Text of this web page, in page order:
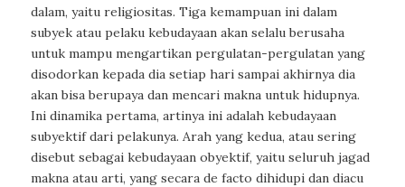
dalam, yaitu religiositas. Tiga kemampuan ini dalam
subyek atau pelaku kebudayaan akan selalu berusaha
untuk mampu mengartikan pergulatan-pergulatan yang
disodorkan kepada dia setiap hari sampai akhirnya dia
akan bisa berupaya dan mencari makna untuk hidupnya.
Ini dinamika pertama, artinya ini adalah kebudayaan
subyektif dari pelakunya. Arah yang kedua, atau sering
disebut sebagai kebudayaan obyektif, yaitu seluruh jagad
makna atau arti, yang secara de facto dihidupi dan diacu